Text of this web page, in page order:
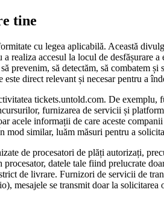
tine
cu legea aplicabilă. Această
realiza accesul la locul de
prevenim, să detectăm, să combatem
direct relevant și necesar pentru a
tickets.untold.com. De
furnizarea de servicii și
acele informații de care aceste
mod similar, luăm măsuri pentru a
de procesatori de plăți autorizați,
datele tale fiind prelucrate
de livrare. Furnizori de servicii de
mesajele se transmit doar la